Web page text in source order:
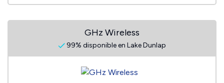
GHz Wireless
99% disponible en Lake Dunlap